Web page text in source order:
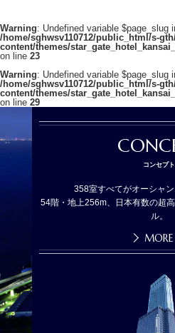
Warning: Undefined variable $page_slug
/home/sghwsv110712/public_html/s-
content/themes/
on line 23
Warning: Undefined variable $page_slug
/home/sghwsv110712/public_html/s-
content/themes/
on line 29
コンセプト
358室すべてがオーシャン
54階・地上256m、日本有数の超
ル。
MORE